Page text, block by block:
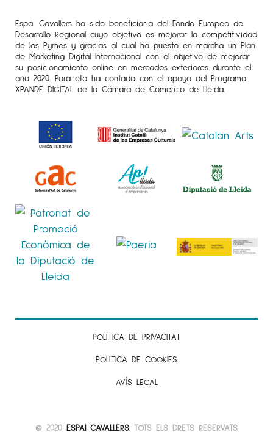
Espai Cavallers ha sido beneficiaria del Fondo Europeo de
Desarrollo Regional cuyo objetivo es mejorar la competitividad
de las Pymes y gracias al cual ha puesto en marcha un Plan
de Marketing Digital Internacional con el objetivo de mejorar
su posicionamiento online en mercados exteriores durante el
año 2020. Para ello ha contado con el apoyo del Programa
XPANDE DIGITAL de la Cámara de Comercio de Lleida.
POLÍTICA DE PRIVACITAT
POLÍTICA DE COOKIES
AVÍS LEGAL
© 2020 ESPAI CAVALLERS. TOTS ELS DRETS RESERVATS.